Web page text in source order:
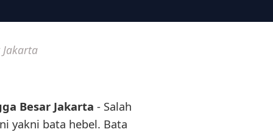
Besar Jakarta - Salah
yakni bata hebel. Bata